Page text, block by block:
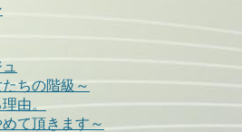
ちの階級～
由。
て頂きます～